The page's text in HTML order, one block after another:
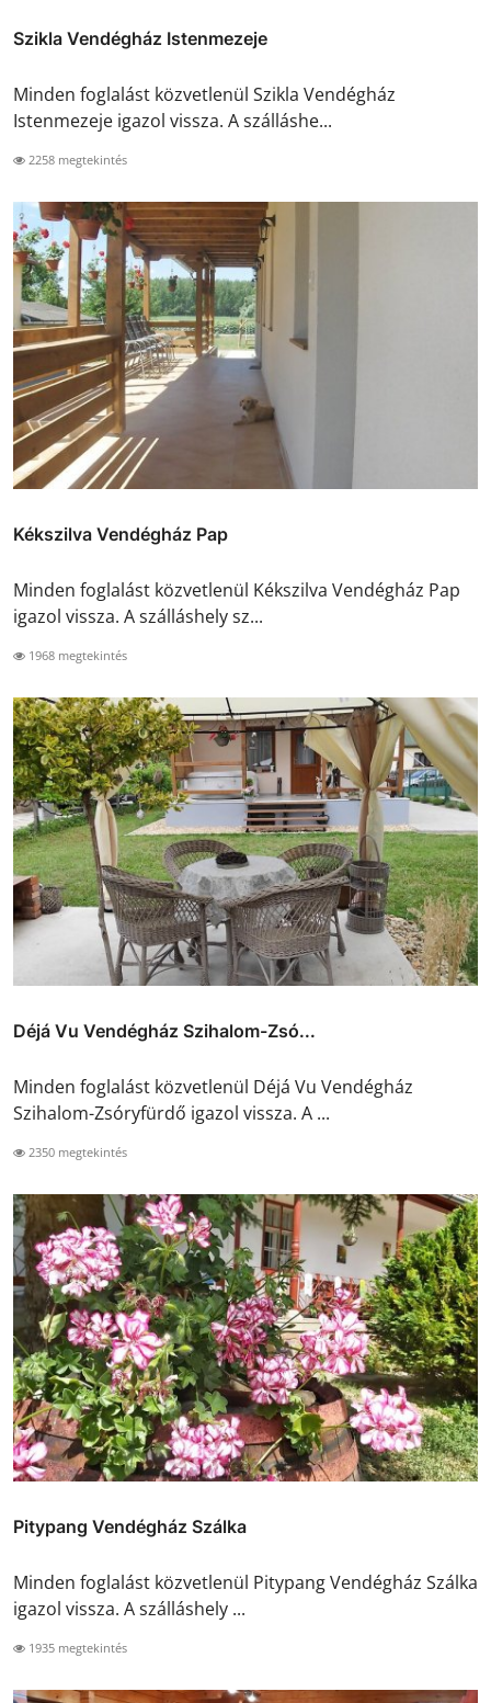
Szikla Vendégház Istenmezeje
Minden foglalást közvetlenül Szikla Vendégház
Istenmezeje igazol vissza. A szálláshe...
2258 megtekintés
Kékszilva Vendégház Pap
Minden foglalást közvetlenül Kékszilva Vendégház Pap
igazol vissza. A szálláshely sz...
1968 megtekintés
Déjá Vu Vendégház Szihalom-Zsó...
Minden foglalást közvetlenül Déjá Vu Vendégház
Szihalom-Zsóryfürdő igazol vissza. A ...
2350 megtekintés
Pitypang Vendégház Szálka
Minden foglalást közvetlenül Pitypang Vendégház Szálka
igazol vissza. A szálláshely ...
1935 megtekintés